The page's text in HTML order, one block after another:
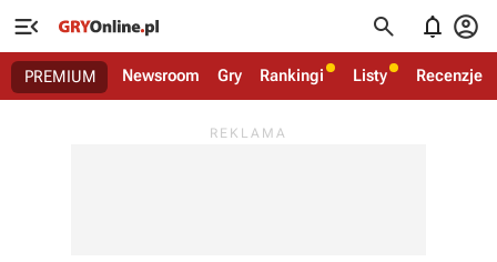
   
PREMIUM Newsroom Gry Rankingi Listy Recenzje